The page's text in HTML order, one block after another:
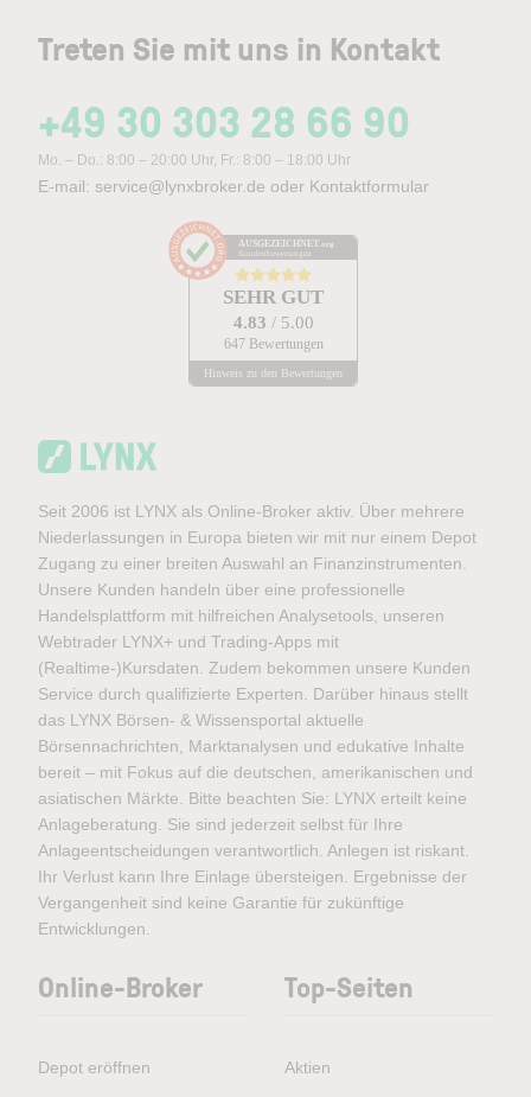
Treten Sie mit uns in Kontakt
+49 30 303 28 66 90
Mo. – Do.: 8:00 – 20:00 Uhr, Fr.: 8:00 – 18:00 Uhr
E-mail: service@lynxbroker.de oder Kontaktformular
AUSGEZEICHNET .org
Kundenbewertungen
SEHR GUT
4.83 / 5.00
647 Bewertungen
Hinweis zu den Bewertungen
Seit 2006 ist LYNX als Online-Broker aktiv. Über mehrere
Niederlassungen in Europa bieten wir mit nur einem Depot
Zugang zu einer breiten Auswahl an Finanzinstrumenten.
Unsere Kunden handeln über eine professionelle
Handelsplattform mit hilfreichen Analysetools, unseren
Webtrader LYNX+ und Trading-Apps mit
(Realtime-)Kursdaten. Zudem bekommen unsere Kunden
Service durch qualifizierte Experten. Darüber hinaus stellt
das LYNX Börsen- & Wissensportal aktuelle
Börsennachrichten, Marktanalysen und edukative Inhalte
bereit – mit Fokus auf die deutschen, amerikanischen und
asiatischen Märkte. Bitte beachten Sie: LYNX erteilt keine
Anlageberatung. Sie sind jederzeit selbst für Ihre
Anlageentscheidungen verantwortlich. Anlegen ist riskant.
Ihr Verlust kann Ihre Einlage übersteigen. Ergebnisse der
Vergangenheit sind keine Garantie für zukünftige
Entwicklungen.
Online-Broker
Depot eröffnen
Top-Seiten
Aktien